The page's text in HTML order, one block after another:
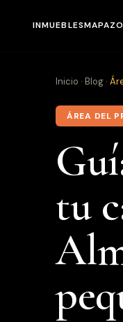
INMUEBLESMAPA
OBRA NUEVA
INVERSIÓN
CONTACTO
Inicio · Blog ·
ÁREA DEL
tu